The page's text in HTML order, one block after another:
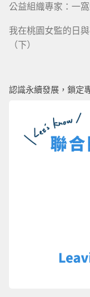
公益組織專家：一
我在桃園女監的日
（下）
認識永續發展，鎖定